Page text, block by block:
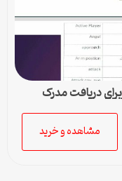
دریافت مدرک
مشاهده و خرید